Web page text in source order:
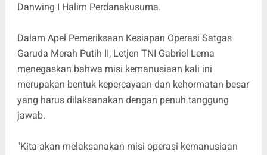
Danwing I Halim Perdanakusuma.
Dalam Apel Pemeriksaan Kesiapan Operasi Satgas
Garuda Merah Putih II, Letjen TNI Gabriel Lema
menegaskan bahwa misi kemanusiaan kali ini
merupakan bentuk kepercayaan dan kehormatan besar
yang harus dilaksanakan dengan penuh tanggung
jawab.
"Kita akan melaksanakan misi operasi kemanusiaan